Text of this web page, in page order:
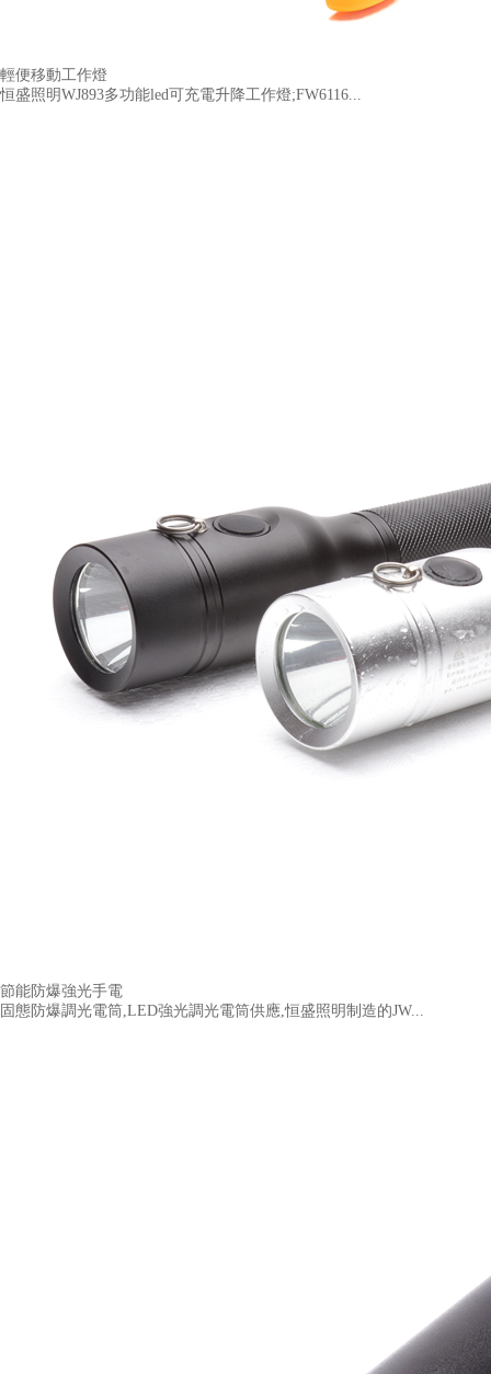
輕便移動工作燈
恒盛照明WJ893多功能led可充電升降工作燈;FW6116...
節能防爆強光手電
固態防爆調光電筒,LED強光調光電筒供應,恒盛照明制造的JW...